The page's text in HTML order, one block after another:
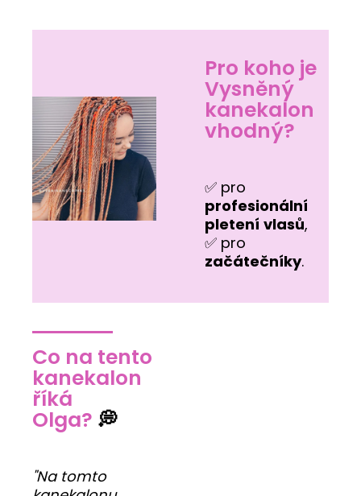
Pro koho je
Vysněný
kanekalon
vhodný?
✅ pro
profesionální
pletení vlasů,
✅ pro
začátečníky.
Co na tento
kanekalon
říká
Olga? 💭
"Na tomto